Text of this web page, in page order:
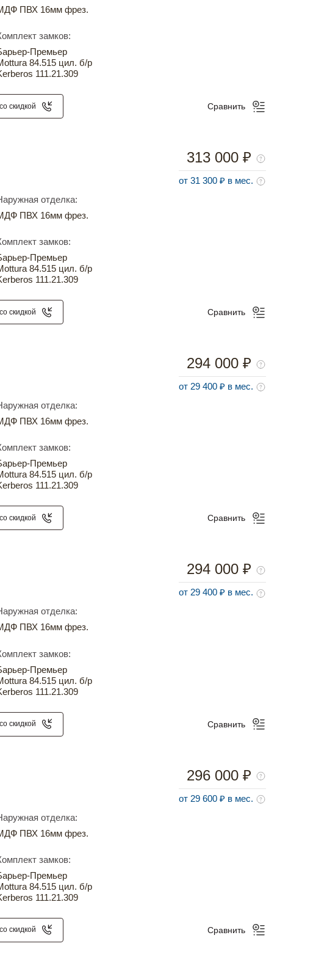
ПВХ 16мм фрез.
замков:
Премьер
84.515 цил. б/р
111.21.309
скидкой Сравнить
отделка:
ПВХ 16мм фрез.
замков:
Премьер
84.515 цил. б/р
111.21.309
313 000 ₽
от 31 300 ₽ в мес.
скидкой Сравнить
отделка:
ПВХ 16мм фрез.
замков:
Премьер
84.515 цил. б/р
111.21.309
294 000 ₽
от 29 400 ₽ в мес.
скидкой Сравнить
отделка:
ПВХ 16мм фрез.
замков:
Премьер
84.515 цил. б/р
111.21.309
294 000 ₽
от 29 400 ₽ в мес.
скидкой Сравнить
отделка:
ПВХ 16мм фрез.
замков:
Премьер
84.515 цил. б/р
111.21.309
296 000 ₽
от 29 600 ₽ в мес.
скидкой Сравнить